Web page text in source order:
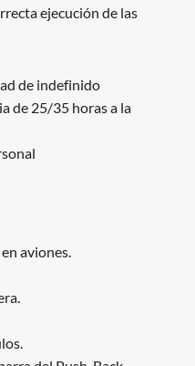
ejecución de las
de indefinido
de 25/35 horas a la
aviones.